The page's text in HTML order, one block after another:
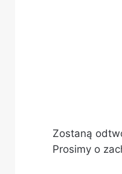
Zostaną
Prosimy o